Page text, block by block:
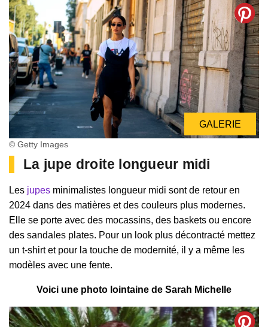
© Getty Images
GALERIE
La jupe droite longueur midi
Les jupes minimalistes longueur midi sont de retour en
2024 dans des matières et des couleurs plus modernes.
Elle se porte avec des mocassins, des baskets ou encore
des sandales plates. Pour un look plus décontracté mettez
un t-shirt et pour la touche de modernité, il y a même les
modèles avec une fente.
Voici une photo lointaine de Sarah Michelle